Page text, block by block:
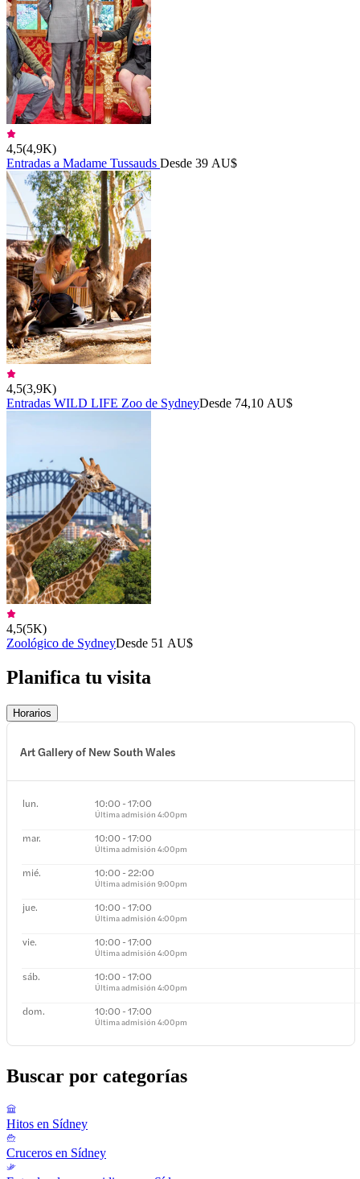
4,5(4,9K)
Entradas a Madame Tussauds Desde 39 AU$
4,5(3,9K)
Entradas WILD LIFE Zoo de SydneyDesde 74,10 AU$
4,5(5K)
Zoológico de SydneyDesde 51 AU$
Planifica tu visita
Horarios
Art Gallery of New South Wales
lun. 10:00 - 17:00
Última admisión 4:00pm
mar. 10:00 - 17:00
Última admisión 4:00pm
mié. 10:00 - 22:00
Última admisión 9:00pm
jue. 10:00 - 17:00
Última admisión 4:00pm
vie. 10:00 - 17:00
Última admisión 4:00pm
sáb. 10:00 - 17:00
Última admisión 4:00pm
dom. 10:00 - 17:00
Última admisión 4:00pm
Buscar por categorías
Hitos en Sídney
Cruceros en Sídney